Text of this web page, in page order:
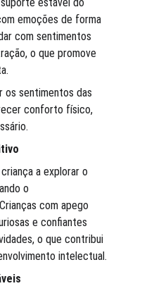
emoções de forma
com sentimentos
o que promove
os sentimentos das
conforto físico,
a explorar o
o
com apego
e confiantes
o que contribui
intelectual.